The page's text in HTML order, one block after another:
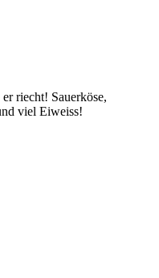
riecht! Sauerköse,
viel Eiweiss!